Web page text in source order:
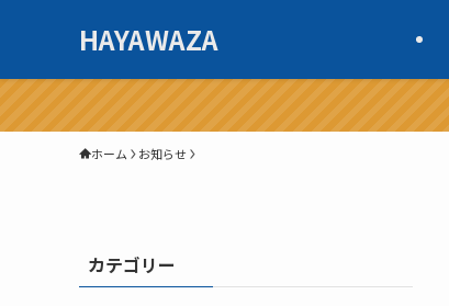
HAYAWAZA
ホーム お知らせ
カテゴリー